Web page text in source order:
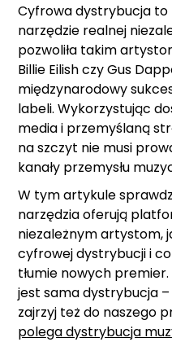
Cyfrowa dystrybucja
narzędzie realnej
pozwoliła takim
Billie Eilish czy Gus
międzynarodowy
labeli. Wykorzystując
media i przemyślaną
na szczyt nie musi
kanały przemysłu
W tym artykule
narzędzia oferują
niezależnym artystom,
cyfrowej dystrybucji i
tłumie nowych
jest sama dystrybucja
zajrzyj też do naszego
polega dystrybucja